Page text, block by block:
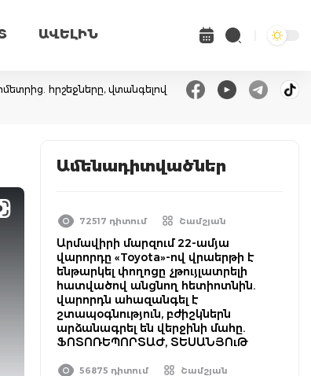
ԱՎԵԼԻՆ
հրշեջները, վտանգելով
Ամենադիտվածներ
72517 դիտում Շամշյան
Արմավիրի մարզում 22-ամյա
վարորդը «Toyota»-ով վրաերթի է
ենթարկել փողոցը չթույլատրելի
հատվածով անցնող հետիոտնին.
վարորդն ահազանգել է
շտապօգնություն, բժիշկներն
արձանագրել են վերջինի մահը.
ՖՈՏՈՌԵՊՈՐՏԱԺ, ՏԵՍԱՆՅՈւԹ
56875 դիտում Շամշյան